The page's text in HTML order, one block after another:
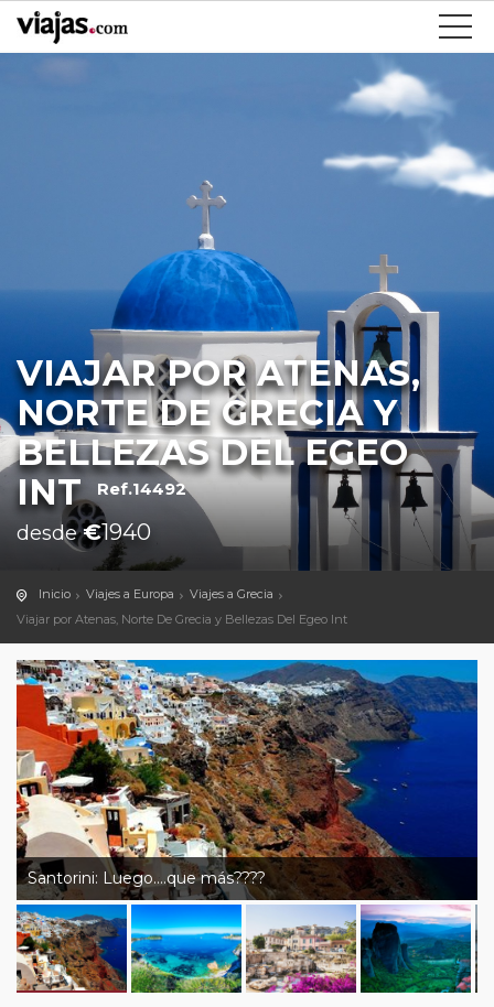
VIAJAR POR ATENAS,
NORTE DE GRECIA Y
BELLEZAS DEL EGEO
INT
Ref.14492
desde€1940
Inicio Viajes a Europa
Viajes a Grecia
Viajar por Atenas, Norte De Grecia y Bellezas Del Egeo Int
Santorini: Luego….que más????